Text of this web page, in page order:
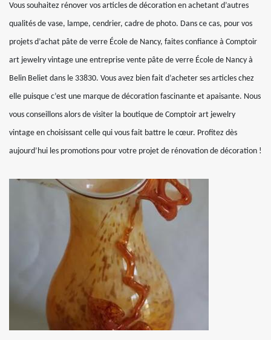
Vous souhaitez rénover vos articles de décoration en achetant d’autres
qualités de vase, lampe, cendrier, cadre de photo. Dans ce cas, pour vos
projets d’achat pâte de verre École de Nancy, faites confiance à Comptoir
art jewelry vintage une entreprise vente pâte de verre École de Nancy à
Belin Beliet dans le 33830. Vous avez bien fait d’acheter ses articles chez
elle puisque c’est une marque de décoration fascinante et apaisante. Nous
vous conseillons alors de visiter la boutique de Comptoir art jewelry
vintage en choisissant celle qui vous fait battre le cœur. Profitez dès
aujourd’hui les promotions pour votre projet de rénovation de décoration !